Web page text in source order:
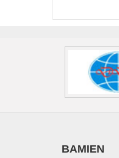
Thiết bị nhà
Thiết bị nhiệt
Thiêt bị PCCC
BAMIEN